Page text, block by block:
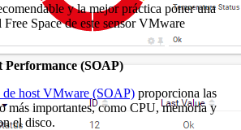
y la mejor práctica poner una
Space de este sensor VMware
Performance (SOAP)
de host VMware (SOAP) proporciona las
más importantes, como CPU, memoria y
el disco.